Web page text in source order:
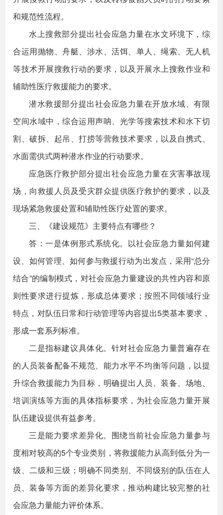
和规范性流程。
水上搜救部分提出社会应急力量在水文环境下，综
合运用抛物、舟艇、涉水、活饵、单人、绳索、无人机
等技术开展搜救行动的要求，以及开展水上搜救作业和
辅助性医疗救援能力的要求。
潜水救援部分提出社会应急力量在开放水域、有限
空间水域中，综合运用声呐、光学等搜索技术和水下切
割、破拆、起吊、打捞等营救技术要求，以及自携式、
水面需供式两种潜水作业的行动要求。
应急医疗救护部分提出社会应急力量在灾害事故现
场，向救援人员及受灾群众提供医疗救护的要求，以及
现场紧急救援处置和辅助性医疗处置的要求。
三、《建设规范》主要特点有哪些？
答：一是体例形式系统化。以社会应急力量如何建
设、如何管理、如何参与救援行动为出发点，采用“总分
结合”的编制模式，对社会应急力量建设的共性内容和原
则性要求进行提炼，形成总体要求；按照不同领域行业
特点，对队伍日常和行动管理等内容提出5类基本要求，
形成一套系列标准。
二是指标建议具体化。针对社会应急力量普遍存在
的人员装备配备不规范、能力水平不均衡等问题，以提
升综合救援能力为目标，明确提出人员、装备、场地、
培训演练等方面的具体指标要求，为社会应急力量开展
队伍建设提供有益参考。
三是能力要求差异化。围绕当前社会应急力量参与
度相对较高的5个专业类别，将救援能力从高到低分为一
级、二级和三级；明确不同类别、不同级别的队伍在人
员、装备等方面的差异化要求，推动构建比较完整的社
会应急力量能力评价体系。